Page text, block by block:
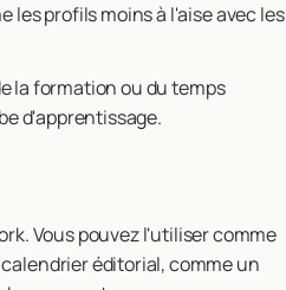
les profils moins à l'aise avec les
la formation ou du temps
d'apprentissage.
Vous pouvez l'utiliser comme
éditorial, comme un